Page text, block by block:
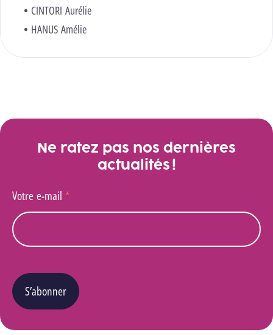
CINTORI Aurélie
HANUS Amélie
Ne ratez pas nos dernières
actualités !
Votre e-mail *
S’abonner